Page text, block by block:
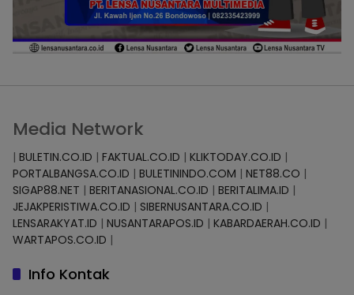
Media Network
| BULETIN.CO.ID | FAKTUAL.CO.ID | KLIKTODAY.CO.ID |
PORTALBANGSA.CO.ID | BULETININDO.COM | NET88.CO |
SIGAP88.NET | BERITANASIONAL.CO.ID | BERITALIMA.ID |
JEJAKPERISTIWA.CO.ID | SIBERNUSANTARA.CO.ID |
LENSARAKYAT.ID | NUSANTARAPOS.ID | KABARDAERAH.CO.ID |
WARTAPOS.CO.ID |
Info Kontak